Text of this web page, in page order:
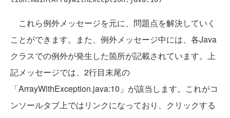
これら例外メッセージを元に、問題点を解決していく
ことができます。また、例外メッセージ中には、各Java
クラスでの例外が発生した箇所が記載されています。上
記メッセージでは、2行目末尾の
「ArrayWithException.java:10」が該当します。これがコ
ンソールタブ上ではリンクになっており、クリックする